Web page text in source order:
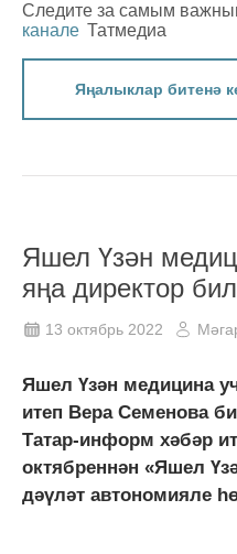
Следите за самым
канале Татмедиа
Яңалыклар битенә
Яшел Үзән
яңа директор
13 октябрь 2022
Яшел Үзән медицина
итеп Вера Семенова
Татар-информ хәбәр
октябреннән «Яшел
дәүләт автономияле